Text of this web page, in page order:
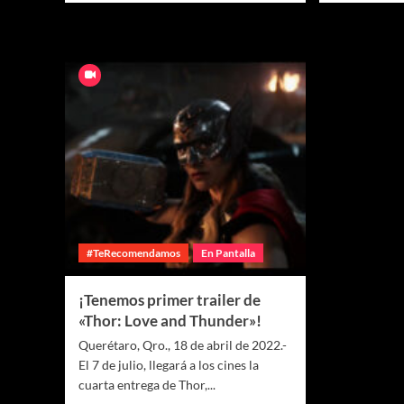
#TeRecomendamos En Pantalla
¡Tenemos primer trailer de
«Thor: Love and Thunder»!
Querétaro, Qro., 18 de abril de 2022.-
El 7 de julio, llegará a los cines la
cuarta entrega de Thor,...